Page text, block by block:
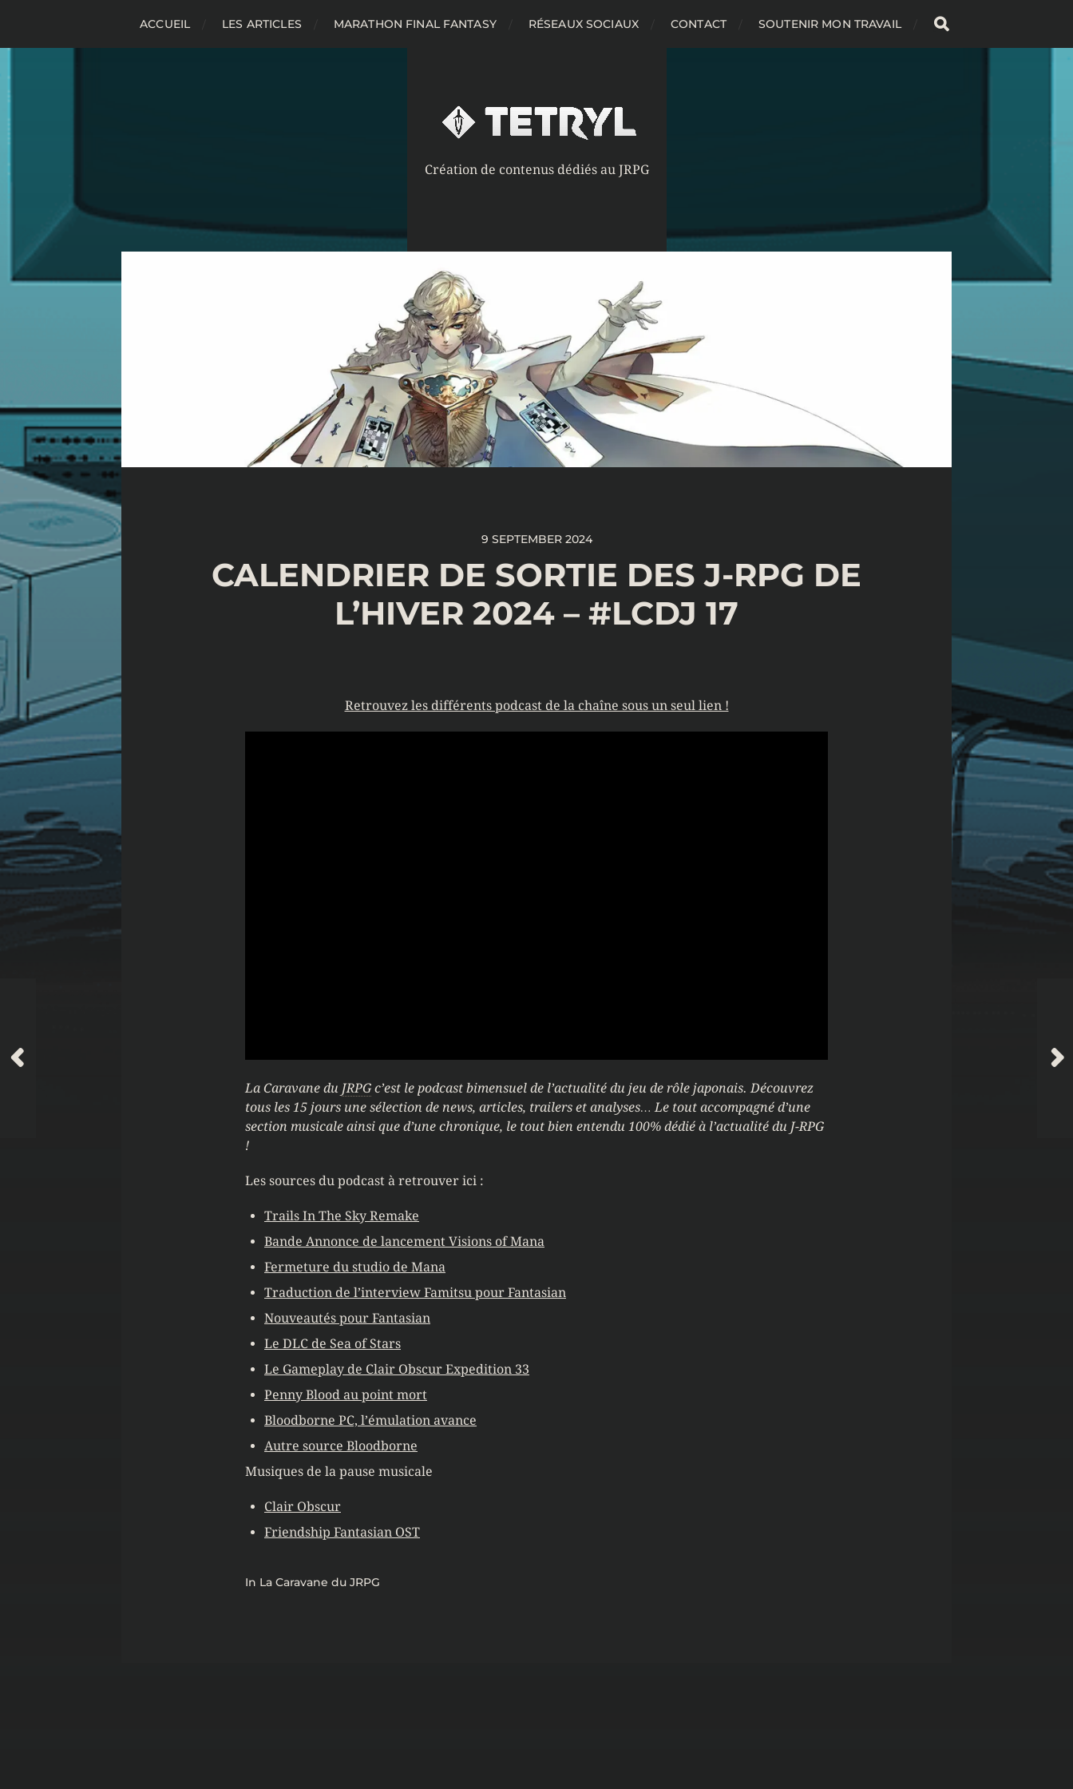
ACCUEIL LES ARTICLES MARATHON FINAL FANTASY RÉSEAUX SOCIAUX CONTACT SOUTENIR MON TRAVAIL
Création de contenus dédiés au JRPG
9 SEPTEMBER 2024
CALENDRIER DE SORTIE DES J-RPG DE
L’HIVER 2024 – #LCDJ 17
Retrouvez les différents podcast de la chaîne sous un seul lien !
La Caravane du JRPG c’est le podcast bimensuel de l’actualité du jeu de rôle japonais. Découvrez
tous les 15 jours une sélection de news, articles, trailers et analyses… Le tout accompagné d’une
section musicale ainsi que d’une chronique, le tout bien entendu 100% dédié à l’actualité du J-RPG
!
Les sources du podcast à retrouver ici :
Trails In The Sky Remake
Bande Annonce de lancement Visions of Mana
Fermeture du studio de Mana
Traduction de l’interview Famitsu pour Fantasian
Nouveautés pour Fantasian
Le DLC de Sea of Stars
Le Gameplay de Clair Obscur Expedition 33
Penny Blood au point mort
Bloodborne PC, l’émulation avance
Autre source Bloodborne
Musiques de la pause musicale
Clair Obscur
Friendship Fantasian OST
In La Caravane du JRPG